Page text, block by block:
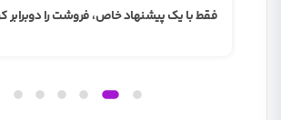
فقط با یک پیشنهاد خاص، فروشت را دوبرابر